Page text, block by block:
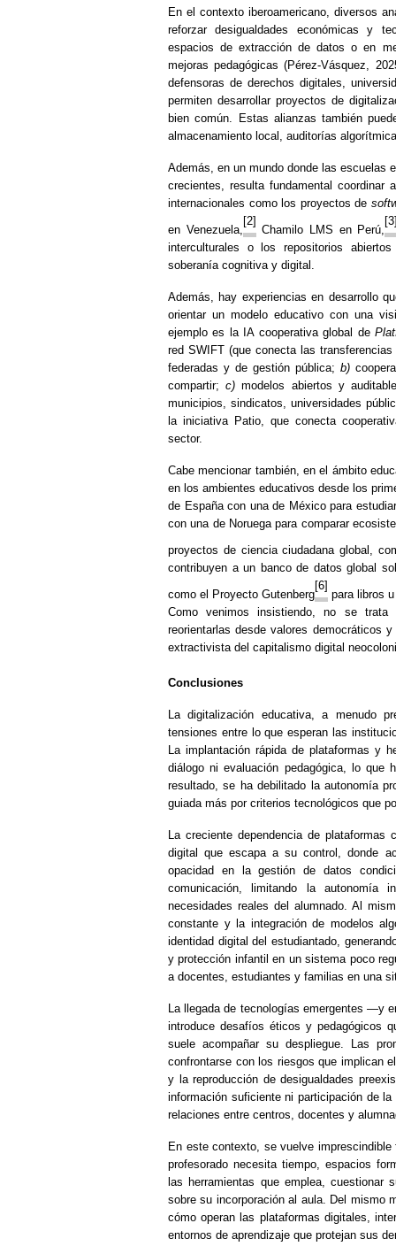
En el contexto iberoamericano, diversos
reforzar desigualdades económicas y
espacios de extracción de datos o en
mejoras pedagógicas (Pérez-Vásquez,
defensoras de derechos digitales,
permiten desarrollar proyectos de
bien común. Estas alianzas también
almacenamiento local, auditorías
Además, en un mundo donde las escuelas
crecientes, resulta fundamental
internacionales como los proyectos de
en Venezuela,
[2]
Chamilo LMS en Perú,
interculturales o los repositorios
soberanía cognitiva y digital.
Además, hay experiencias en desarrollo
orientar un modelo educativo con una
ejemplo es la IA cooperativa global de
red SWIFT (que conecta las
federadas y de gestión pública;b)
compartir;c) modelos abiertos y
municipios, sindicatos, universidades
la iniciativa Patio, que conecta
sector.
Cabe mencionar también, en el ámbito
en los ambientes educativos desde los
de España con una de México para
con una de Noruega para comparar
proyectos de ciencia ciudadana global,
contribuyen a un banco de datos global
como el Proyecto Gutenberg
[6]
para libros
Como venimos insistiendo, no se
reorientarlas desde valores democráticos
extractivista del capitalismo digital
Conclusiones
La digitalización educativa, a menudo
tensiones entre lo que esperan las
La implantación rápida de plataformas y
diálogo ni evaluación pedagógica, lo
resultado, se ha debilitado la autonomía
guiada más por criterios tecnológicos que
La creciente dependencia de
digital que escapa a su control, donde
opacidad en la gestión de datos
comunicación, limitando la autonomía
necesidades reales del alumnado. Al
constante y la integración de modelos
identidad digital del estudiantado,
y protección infantil en un sistema poco
a docentes, estudiantes y familias en una
La llegada de tecnologías emergentes —y
introduce desafíos éticos y pedagógicos
suele acompañar su despliegue. Las
confrontarse con los riesgos que implican
y la reproducción de desigualdades
información suficiente ni participación de
relaciones entre centros, docentes y
En este contexto, se vuelve
profesorado necesita tiempo, espacios
las herramientas que emplea,
sobre su incorporación al aula. Del mismo
cómo operan las plataformas digitales,
entornos de aprendizaje que protejan sus